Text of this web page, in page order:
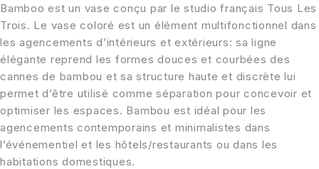
Bamboo est un vase conçu par le studio français Tous Les
Trois. Le vase coloré est un élément multifonctionnel dans
les agencements d’intérieurs et extérieurs: sa ligne
élégante reprend les formes douces et courbées des
cannes de bambou et sa structure haute et discrète lui
permet d’être utilisé comme séparation pour concevoir et
optimiser les espaces. Bambou est idéal pour les
agencements contemporains et minimalistes dans
l’événementiel et les hôtels/restaurants ou dans les
habitations domestiques.